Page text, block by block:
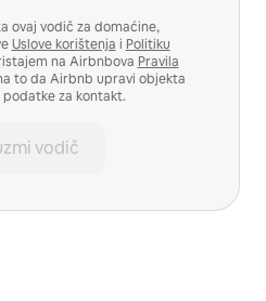
ovaj vodič za domaćine,
Uslove korištenja i Politiku
na Airbnbova Pravila
to da Airbnb upravi objekta
za kontakt.
vodič